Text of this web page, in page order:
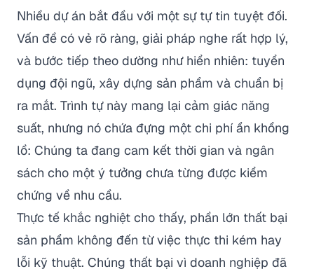
Nhiều dự án bắt đầu với một sự tự tin tuyệt đối.
Vấn đề có vẻ rõ ràng, giải pháp nghe rất hợp lý,
và bước tiếp theo dường như hiển nhiên: tuyển
dụng đội ngũ, xây dựng sản phẩm và chuẩn bị
ra mắt. Trình tự này mang lại cảm giác năng
suất, nhưng nó chứa đựng một chi phí ẩn khổng
lồ: Chúng ta đang cam kết thời gian và ngân
sách cho một ý tưởng chưa từng được kiểm
chứng về nhu cầu.
Thực tế khắc nghiệt cho thấy, phần lớn thất bại
sản phẩm không đến từ việc thực thi kém hay
lỗi kỹ thuật. Chúng thất bại vì doanh nghiệp đã